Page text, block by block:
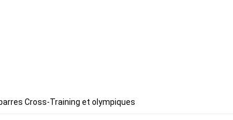
Cross-Training et olympiques